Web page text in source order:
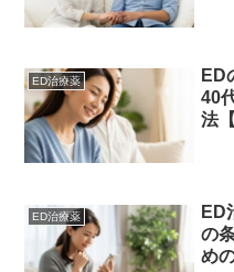
ED治療薬
ED
40
法
ED治療薬
ED
の
め